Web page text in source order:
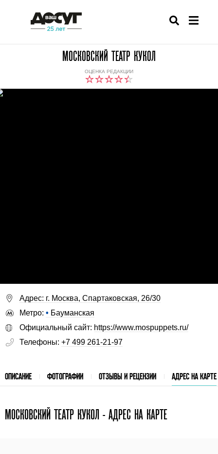
МОСКОВСКИЙ ТЕАТР КУКОЛ
ОЦЕНКА РЕДАКЦИИ
Адрес: г. Москва, Спартаковская, 26/30
Метро: • Бауманская
Официальный сайт: https://www.mospuppets.ru/
Телефоны: +7 499 261-21-97
ОПИСАНИЕ ФОТОГРАФИИ ОТЗЫВЫ И РЕЦЕНЗИИ АДРЕС НА КАРТЕ
МОСКОВСКИЙ ТЕАТР КУКОЛ - АДРЕС НА КАРТЕ